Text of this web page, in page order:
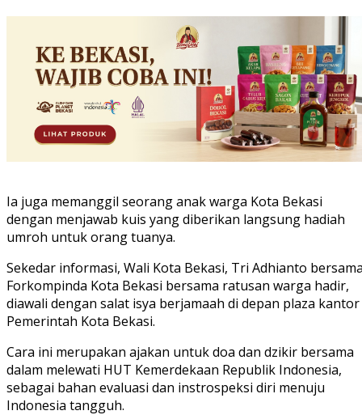
Ia juga memanggil seorang anak warga Kota Bekasi
dengan menjawab kuis yang diberikan langsung hadiah
umroh untuk orang tuanya.
Sekedar informasi, Wali Kota Bekasi, Tri Adhianto
Forkompinda Kota Bekasi bersama ratusan warga hadir,
diawali dengan salat isya berjamaah di depan plaza kantor
Pemerintah Kota Bekasi.
Cara ini merupakan ajakan untuk doa dan dzikir bersama
dalam melewati HUT Kemerdekaan Republik Indonesia,
sebagai bahan evaluasi dan instrospeksi diri menuju
Indonesia tangguh.